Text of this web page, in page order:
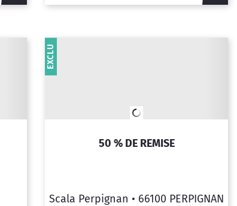
50 % DE REMISE
Scala Perpignan • 66100 PERPIGNAN
EXCLU